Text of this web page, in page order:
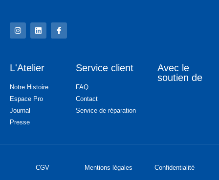
L'Atelier
Notre Histoire
Espace Pro
Journal
Presse
Service client
FAQ
Contact
Service de réparation
Avec le
soutien de
CGV Mentions légales Confidentialité